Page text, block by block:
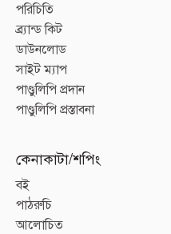
পরিচিতি
ব্র্যান্ড কিট
ডাউনলোড
সাইট ম্যাপ
পাণ্ডুলিপি প্রদান
পাণ্ডুলিপি প্রস্তাবনা
কেনাকাটা/শপিং
বই
পাঠরুচি
আলোচিত